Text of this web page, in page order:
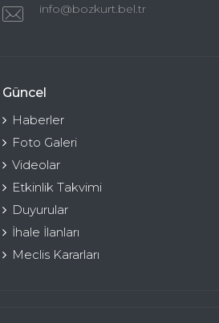
info@bozkurt.bel.tr
Güncel
Haberler
Foto Galeri
Videolar
Etkinlik Takvimi
Duyurular
İhale İlanları
Meclis Kararları